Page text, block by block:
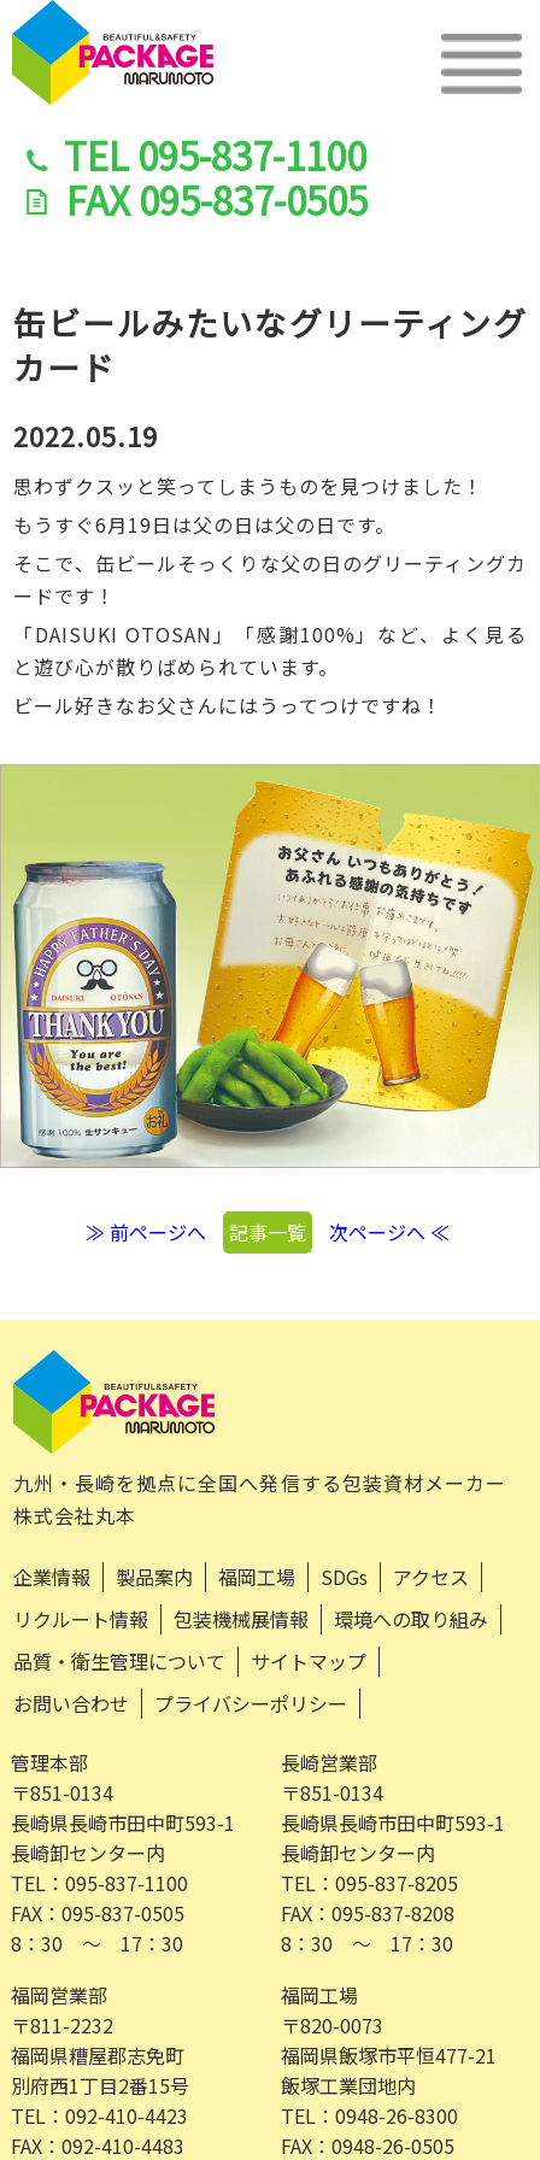
TEL095-837-1100
FAX095-837-0505
缶ビールみたいなグリーティング
カード
2022.05.19
思わずクスッと笑ってしまうものを見つけました！
もうすぐ6月19日は父の日は父の日です。
そこで、缶ビールそっくりな父の日のグリーティングカ
ードです！
「DAISUKI OTOSAN」「感謝100%」など、よく見る
と遊び心が散りばめられています。
ビール好きなお父さんにはうってつけですね！
≫ 前ページへ 記事一覧 次ページへ ≪
九州・長崎を拠点に全国へ発信する包装資材メーカー
株式会社丸本
企業情報 製品案内 福岡工場 SDGs
アクセス
リクルート情報
包装機械展情報
環境への取り組み
品質・衛生管理について
サイトマップ
お問い合わせ
プライバシーポリシー
管理本部
〒851-0134
長崎県長崎市田中町593-1
長崎卸センター内
TEL：095-837-1100
FAX：095-837-0505
8：30 ～ 17：30
長崎営業部
〒851-0134
長崎県長崎市田中町593-1
長崎卸センター内
TEL：095-837-8205
FAX：095-837-8208
8：30 ～ 17：30
福岡営業部
〒811-2232
福岡県糟屋郡志免町
別府西1丁目2番15号
TEL：092-410-4423
FAX：092-410-4483
福岡工場
〒820-0073
福岡県飯塚市平恒477-21
飯塚工業団地内
TEL：0948-26-8300
FAX：0948-26-0505